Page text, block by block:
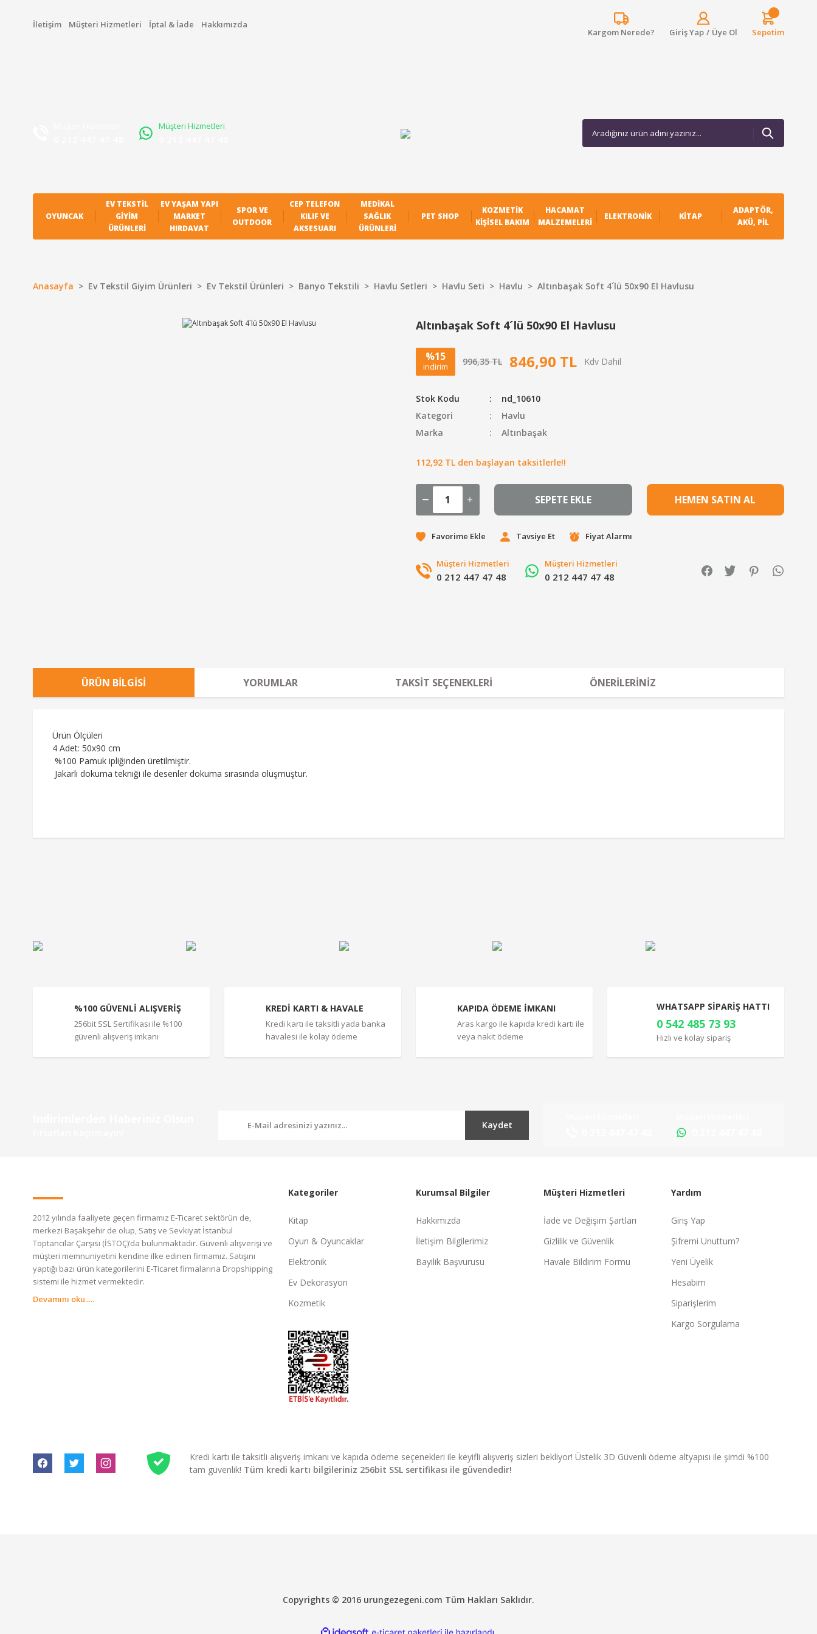
İletişim Müşteri Hizmetleri İptal & İade Hakkımızda
Kargom Nerede? Giriş Yap / Üye Ol Sepetim
Müşteri Hizmetleri
OYUNCAK
EV TEKSTIL
GIYIM
ÜRÜNLERI
EV YAŞAM YAPI
MARKET
HIRDAVAT
SPOR VE
OUTDOOR
CEP TELEFON
KILIF VE
AKSESUARI
MEDIKAL
SAĞLIK
ÜRÜNLERI
PET SHOP
KOZMETIK
KIŞISEL BAKIM
HACAMAT
MALZEMELERI
ELEKTRONIK KITAP
ADAPTÖR,
AKÜ, PIL
Anasayfa Ev Tekstil Giyim Ürünleri Ev Tekstil Ürünleri Banyo Tekstili Havlu Setleri Havlu Seti Havlu Altınbaşak Soft 4´lü 50x90 El Havlusu
Altınbaşak Soft 4´lü 50x90 El Havlusu
%15
indirim 996,35 TL 846,90 TL
Stok Kodu
nd_10610
Kategori
Havlu
Marka
Altınbaşak
112,92 TL den başlayan taksitlerle!!
SEPETE EKLE HEMEN SATIN AL
Tavsiye Et Fiyat Alarmı
Müşteri Hizmetleri
0 212 447 47 48
Müşteri Hizmetleri
0 212 447 47 48
ÜRÜN BILGISI YORUMLAR TAKSIT SEÇENEKLERI ÖNERILERINIZ
Ürün Ölçüleri
4 Adet: 50x90 cm
%100 Pamuk ipliğinden üretilmiştir.
Jakarlı dokuma tekniği ile desenler dokuma sırasında oluşmuştur.
Ürün bilgilerinde hatalar bulunuyor.
Gönder
%100 GÜVENLİ ALIŞVERİŞ
256bit SSL Sertifikası ile %100
güvenli alışveriş imkanı
KREDİ KARTI & HAVALE
Kredi kartı ile taksitli yada banka
havalesi ile kolay ödeme
KAPIDA ÖDEME İMKANI
Aras kargo ile kapıda kredi kartı ile
veya nakit ödeme
WHATSAPP SİPARİŞ HATTI
0 542 485 73 93
Hızlı ve kolay sipariş
Kaydet
2012 yılında faaliyete geçen firmamız E-Ticaret sektörün de,
merkezi Başakşehir de olup, Satış ve Sevkiyat İstanbul
Toptancılar Çarşısı (İSTOÇ)’da bulunmaktadır. Güvenli alışverişi ve
müşteri memnuniyetini kendine ilke edinen firmamız. Satışını
yaptığı bazı ürün kategorilerini E-Ticaret firmalarına Dropshipping
sistemi ile hizmet vermektedir.
Devamını oku.....
Kategoriler
Kitap
Oyun & Oyuncaklar
Elektronik
Ev Dekorasyon
Kozmetik
Kurumsal Bilgiler
Hakkımızda
İletişim Bilgilerimiz
Bayilik Başvurusu
Müşteri Hizmetleri
İade ve Değişim Şartları
Gizlilik ve Güvenlik
Havale Bildirim Formu
Yardım
Giriş Yap
Şifremi Unuttum?
Yeni Üyelik
Hesabım
Siparişlerim
Kargo Sorgulama
Kredi kartı ile taksitli alışveriş imkanı ve kapıda ödeme seçenekleri ile keyifli alışveriş sizleri bekliyor! Üstelik 3D Güvenli ödeme altyapısı ile şimdi %100
tam güvenlik! Tüm kredi kartı bilgileriniz 256bit SSL sertifikası ile güvendedir!
Copyrights © 2016 urungezegeni.com Tüm Hakları Saklıdır.